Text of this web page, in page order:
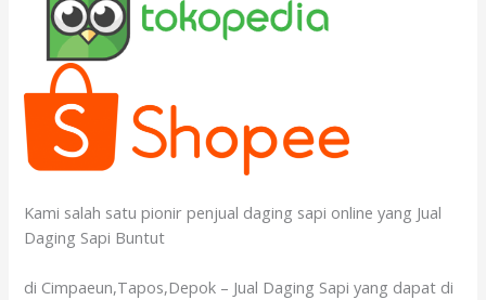
Kami salah satu pionir penjual daging sapi online yang Jual
Daging Sapi Buntut
di Cimpaeun,Tapos,Depok – Jual Daging Sapi yang dapat di